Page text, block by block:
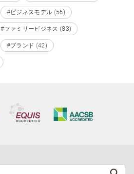
#ビジネスモデル (56)
#ファミリービジネス (83)
#ブランド (42)